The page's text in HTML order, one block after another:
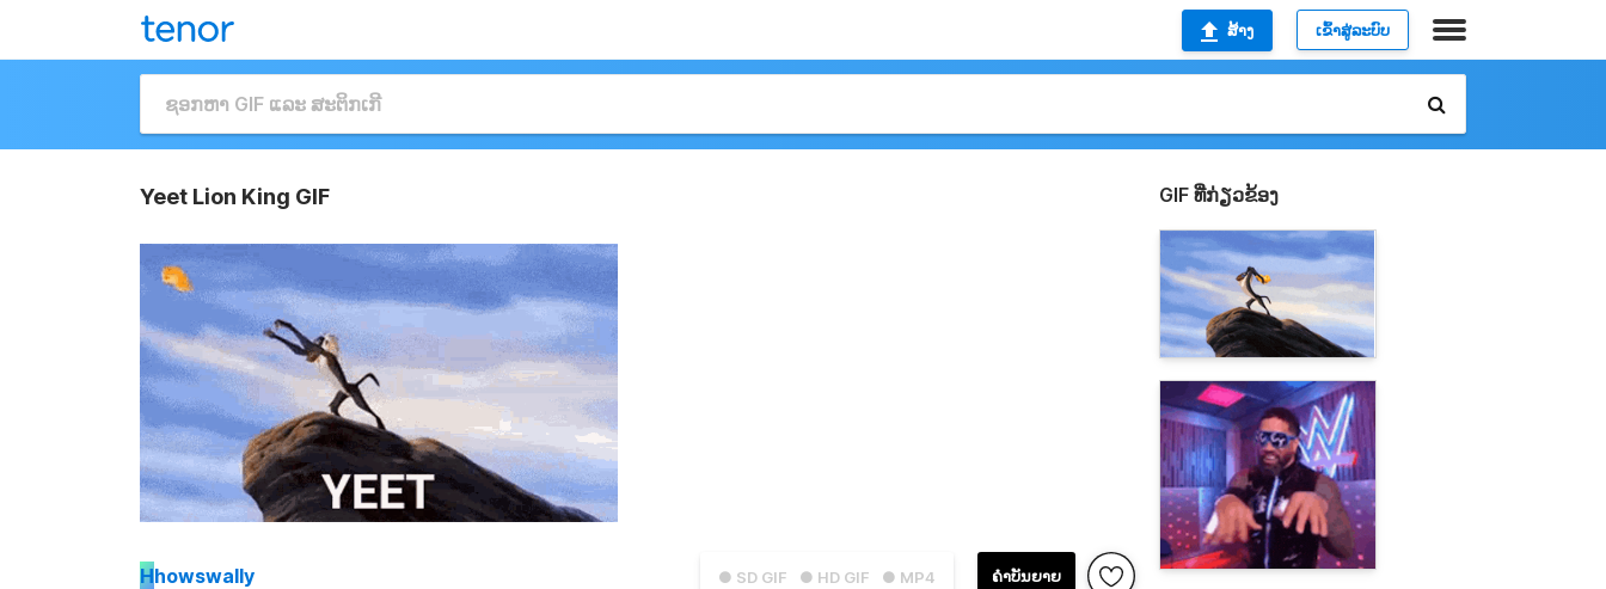
ສ້າງ ເຂົ້າສູ່ລະບົບ
Yeet Lion King GIF
● SD GIF ● HD GIF ● MP4 ຄຳບັນຍາຍ
Hhowswally
GIF ທີ່ກ່ຽວຂ້ອງ